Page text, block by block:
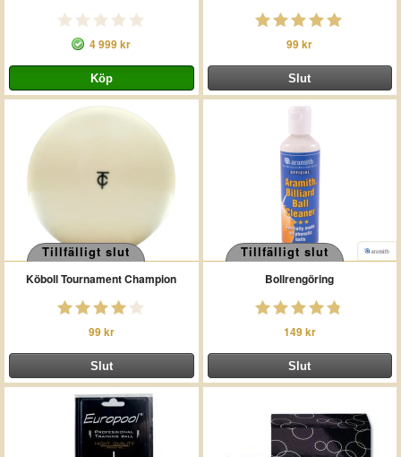
4 999 kr 99 kr
Tillfälligt slut
Köboll Tournament Champion
99 kr
Tillfälligt slut
Bollrengöring
149 kr